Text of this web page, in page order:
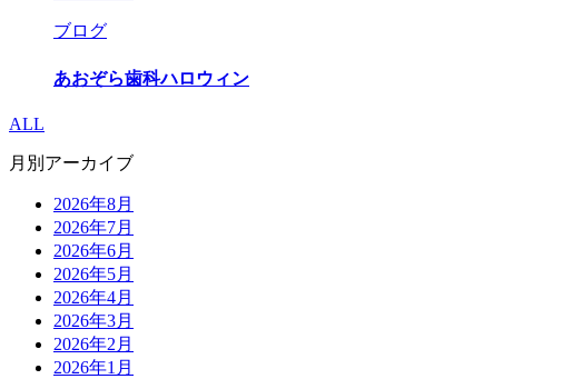
ブログ
あおぞら歯科ハロウィン
ALL
月別アーカイブ
2026年8月
2026年7月
2026年6月
2026年5月
2026年4月
2026年3月
2026年2月
2026年1月